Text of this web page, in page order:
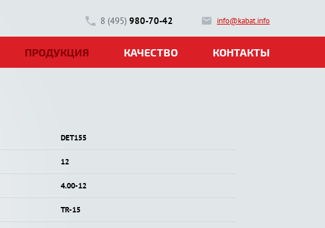
8 (495) 980-70-42 info@kabat.info
ПРОДУКЦИЯ КАЧЕСТВО КОНТАКТЫ
DET155
12
4.00-12
TR-15